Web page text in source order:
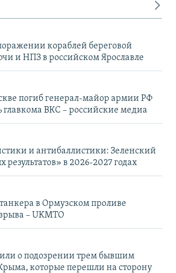
кораблей береговой
и НПЗ в российском Ярославле
погиб генерал-майор армии РФ
главкома ВКС – российские медиа
и антибаллистики: Зеленский
в 2026-2027 годах
в Ормузском проливе
– UKMTO
о подозрении трем бывшим
которые перешли на сторону